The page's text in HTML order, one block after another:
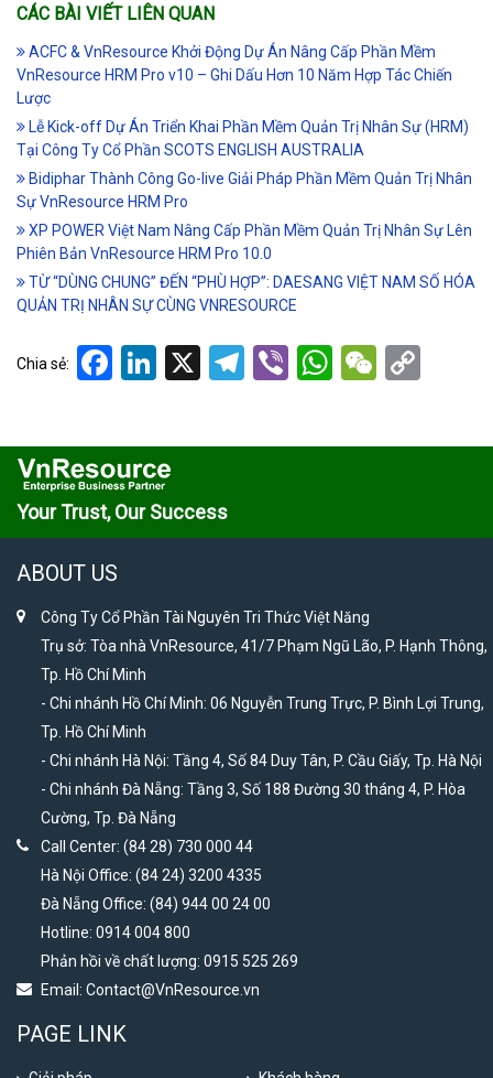
CÁC BÀI VIẾT LIÊN QUAN
ACFC & VnResource Khởi Động Dự Án Nâng Cấp Phần Mềm
VnResource HRM Pro v10 – Ghi Dấu Hơn 10 Năm Hợp Tác Chiến
Lược
Lễ Kick-off Dự Án Triển Khai Phần Mềm Quản Trị Nhân Sự (HRM)
Tại Công Ty Cổ Phần SCOTS ENGLISH AUSTRALIA
Bidiphar Thành Công Go-live Giải Pháp Phần Mềm Quản Trị Nhân
Sự VnResource HRM Pro
XP POWER Việt Nam Nâng Cấp Phần Mềm Quản Trị Nhân Sự Lên
Phiên Bản VnResource HRM Pro 10.0
TỪ “DÙNG CHUNG” ĐẾN “PHÙ HỢP”: DAESANG VIỆT NAM SỐ HÓA
QUẢN TRỊ NHÂN SỰ CÙNG VNRESOURCE
Chia sẻ: Facebook
LinkedIn
X Telegram
ViberWhatsApp
Your Trust, Our Success
ABOUT US
Công Ty Cổ Phần Tài Nguyên Tri Thức Việt Năng
Trụ sở: Tòa nhà VnResource, 41/7 Phạm Ngũ Lão, P. Hạnh Thông,
Tp. Hồ Chí Minh
- Chi nhánh Hồ Chí Minh: 06 Nguyễn Trung Trực, P. Bình Lợi Trung,
Tp. Hồ Chí Minh
- Chi nhánh Hà Nội: Tầng 4, Số 84 Duy Tân, P. Cầu Giấy, Tp. Hà Nội
- Chi nhánh Đà Nẵng: Tầng 3, Số 188 Đường 30 tháng 4, P. Hòa
Cường, Tp. Đà Nẵng
Call Center: (84 28) 730 000 44
Hà Nội Office: (84 24) 3200 4335
Đà Nẵng Office: (84) 944 00 24 00
Hotline: 0914 004 800
Phản hồi về chất lượng: 0915 525 269
Email: Contact@VnResource.vn
PAGE LINK